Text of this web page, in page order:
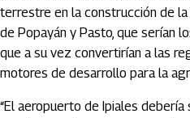
terrestre en la construcción de
de Popayán y Pasto, que serían
que a su vez convertirían a las
motores de desarrollo para la
“El aeropuerto de Ipiales